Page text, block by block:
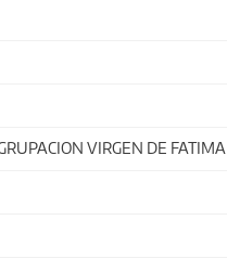
VIRGEN DE FATIMA